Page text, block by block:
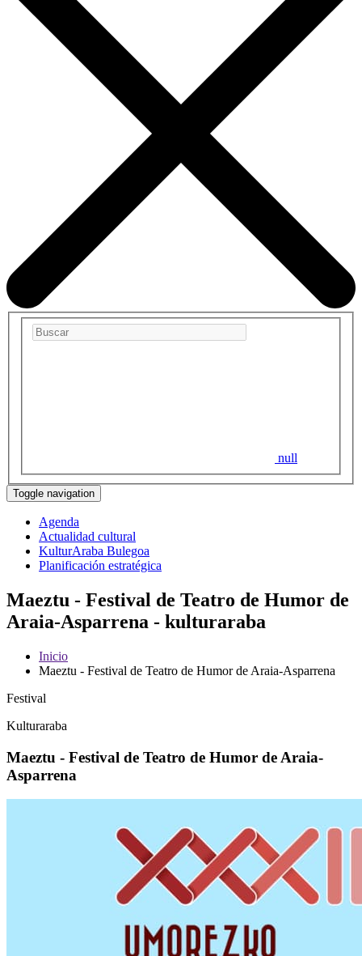
null
Toggle navigation
Agenda
Actualidad cultural
KulturAraba Bulegoa
Planificación estratégica
Maeztu - Festival de Teatro de Humor de
Araia-Asparrena - kulturaraba
Inicio
Maeztu - Festival de Teatro de Humor de Araia-Asparrena
Festival
Kulturaraba
Maeztu - Festival de Teatro de Humor de Araia-
Asparrena